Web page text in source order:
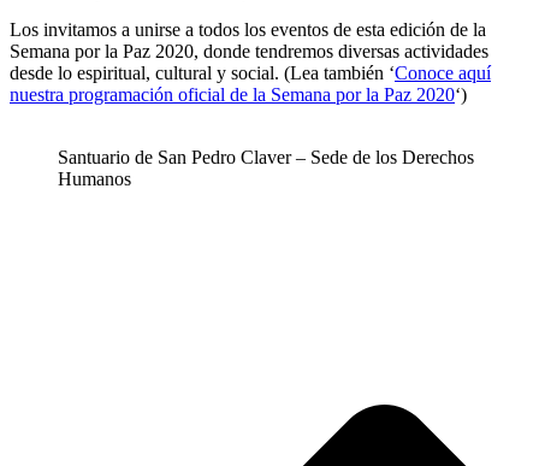
Los invitamos a unirse a todos los eventos de esta edición de la
Semana por la Paz 2020, donde tendremos diversas actividades
desde lo espiritual, cultural y social. (Lea también ‘Conoce aquí
nuestra programación oficial de la Semana por la Paz 2020‘)
Santuario de San Pedro Claver – Sede de los Derechos
Humanos